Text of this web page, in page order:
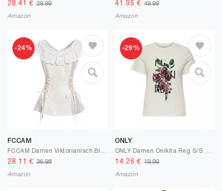
28.41 €29.99
Amazon
41.95 € 49.99
Amazon
-24%
FCCAM
28.11 €36.98
Amazon
-29%
ONLY
14.26 € 19.99
Amazon